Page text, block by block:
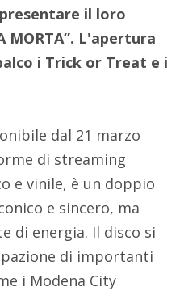
il loro
MORTA”. L'apertura
i Trick or Treat e i
dal 21 marzo
di streaming
e vinile, è un doppio
e sincero, ma
di energia. Il disco si
di importanti
i Modena City